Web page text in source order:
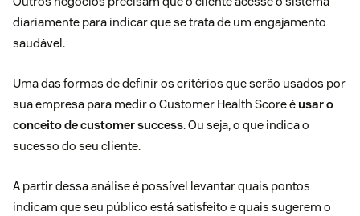
diariamente para indicar que se trata de um engajamento
saudável.
Uma das formas de definir os critérios que serão usados por
sua empresa para medir o Customer Health Score é usar o
conceito decustomer success. Ou seja, o que indica o
sucesso do seu cliente.
A partir dessa análise é possível levantar quais pontos
indicam que seu público está satisfeito e quais sugerem o